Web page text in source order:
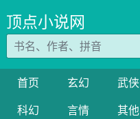
顶点小说网
首页 玄幻 武侠
科幻
言情 其他